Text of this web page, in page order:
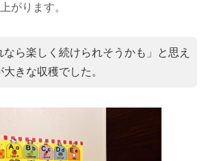
がります。
なら楽しく続けられそうかも」と思え
大きな収穫でした。